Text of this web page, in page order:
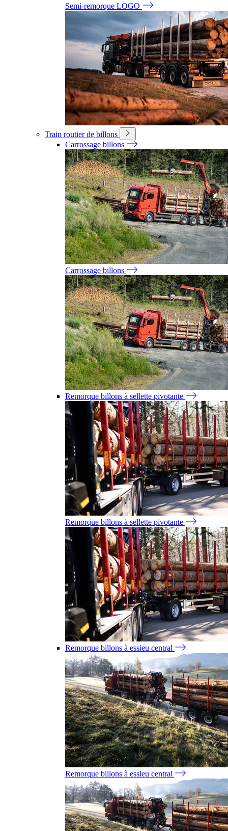
Semi-remorque LOGO
Train routier de billons
Carrossage billons
Carrossage billons
Remorque billons à sellette pivotante
Remorque billons à sellette pivotante
Remorque billons à essieu central
Remorque billons à essieu central